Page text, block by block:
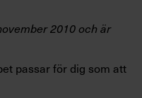
2010 och är
passar för dig som att